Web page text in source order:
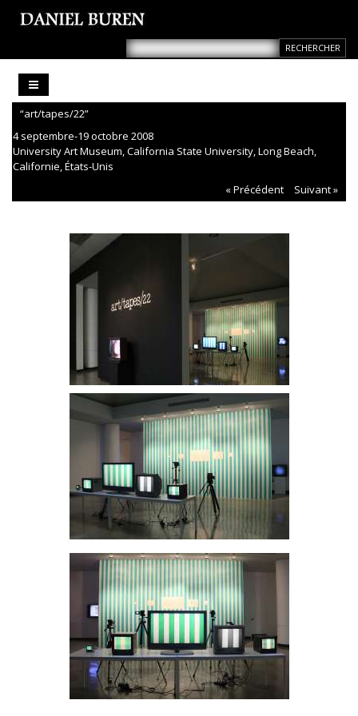
“art/tapes/22”
4 septembre-19 octobre 2008
University Art Museum, California State University, Long Beach,
Californie, États-Unis
« Précédent
Suivant »